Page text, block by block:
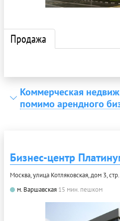
Продажа
Коммерческая
помимо арендного
Бизнес-центр
Москва, улица Котляковская, дом 3,
м. Варшавская 15 мин. пешком